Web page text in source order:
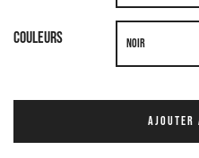
COULEURS
AJOUTER